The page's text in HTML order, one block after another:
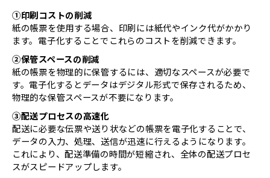
①印刷コストの削減
紙の帳票を使用する場合、印刷には紙代やインク代がかかり
ます。電子化することでこれらのコストを削減できます。
②保管スペースの削減
紙の帳票を物理的に保管するには、適切なスペースが必要で
す。電子化するとデータはデジタル形式で保存されるため、
物理的な保管スペースが不要になります。
③配送プロセスの高速化
配送に必要な伝票や送り状などの帳票を電子化することで、
データの入力、処理、送信が迅速に行えるようになります。
これにより、配送準備の時間が短縮され、全体の配送プロセ
スがスピードアップします。